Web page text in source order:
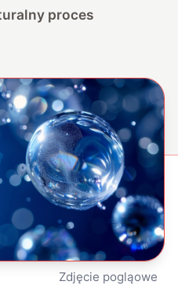
proces
Zdjęcie pogląowe